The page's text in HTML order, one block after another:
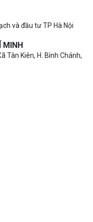
và đầu tư TP Hà Nội
MINH
Tân Kiên, H. Bình Chánh,